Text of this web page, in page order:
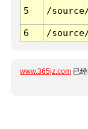
5 /
6 /
www.365jz.com 已